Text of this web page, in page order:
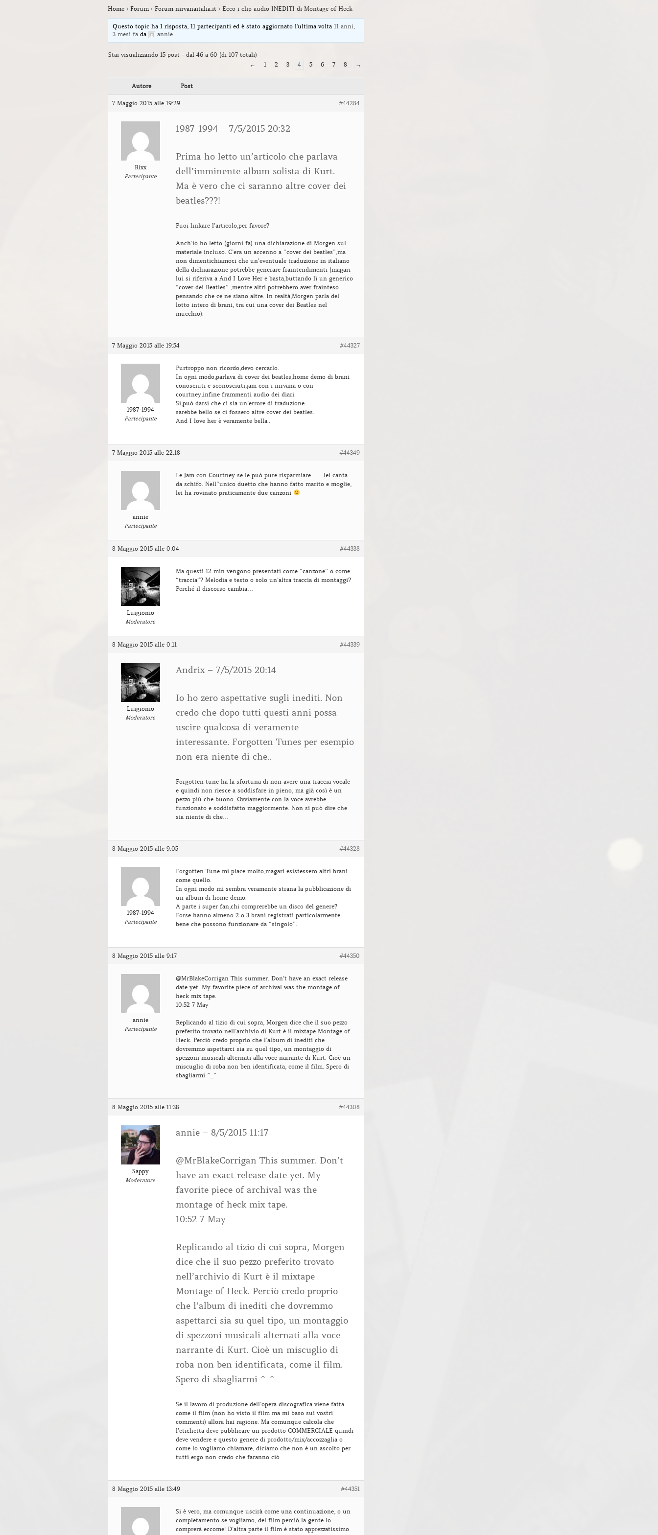
Home › Forum › Forum nirvanaitalia.it › Ecco i clip audio INEDITI di Montage of Heck
Questo topic ha 1 risposta, 11 partecipanti ed è stato aggiornato l'ultima volta11 anni,
3 mesi fa da annie
Stai visualizzando 15 post - dal 46 a 60 (di 107 totali)
←
1 2 3 4 5 6 7 8 →
Autore Post
7 Maggio 2015 alle 19:29 #44284
Rixx
Partecipante
1987-1994 – 7/5/2015 20:32
Prima ho letto un’articolo che parlava
dell’imminente album solista di Kurt.
Ma è vero che ci saranno altre cover dei
beatles???!
Puoi linkare l’articolo,per favore?
Anch’io ho letto (giorni fa) una dichiarazione di Morgen sul
materiale incluso. C’era un accenno a “cover dei beatles”,ma
non dimentichiamoci che un’eventuale traduzione in italiano
della dichiarazione potrebbe generare fraintendimenti (magari
lui si riferiva a And I Love Her e basta,buttando lì un generico
“cover dei Beatles” ,mentre altri potrebbero aver frainteso
pensando che ce ne siano altre. In realtà,Morgen parla del
lotto intero di brani, tra cui una cover dei Beatles nel
mucchio).
7 Maggio 2015 alle 19:54 #44327
1987-1994
Partecipante
Purtroppo non ricordo,devo cercarlo.
In ogni modo,parlava di cover dei beatles,home demo di brani
conosciuti e sconosciuti,jam con i nirvana o con
courtney,infine frammenti audio dei diari.
Si,può darsi che ci sia un’errore di traduzione.
sarebbe bello se ci fossero altre cover dei beatles.
And I love her è veramente bella..
7 Maggio 2015 alle 22:18 #44349
annie
Partecipante
Le Jam con Courtney se le può pure risparmiare. …. lei canta
da schifo. Nell”unico duetto che hanno fatto marito e moglie,
lei ha rovinato praticamente due canzoni
8 Maggio 2015 alle 0:04 #44338
Luigionio
Moderatore
Ma questi 12 min vengono presentati come “canzone” o come
“traccia”? Melodia e testo o solo un’altra traccia di montaggi?
Perché il discorso cambia…
8 Maggio 2015 alle 0:11 #44339
Luigionio
Moderatore
Andrix – 7/5/2015 20:14
Io ho zero aspettative sugli inediti. Non
credo che dopo tutti questi anni possa
uscire qualcosa di veramente
interessante. Forgotten Tunes per esempio
non era niente di che..
Forgotten tune ha la sfortuna di non avere una traccia vocale
e quindi non riesce a soddisfare in pieno, ma già così è un
pezzo più che buono. Ovviamente con la voce avrebbe
funzionato e soddisfatto maggiormente. Non si può dire che
sia niente di che…
8 Maggio 2015 alle 9:05 #44328
1987-1994
Partecipante
Forgotten Tune mi piace molto,magari esistessero altri brani
come quello.
In ogni modo mi sembra veramente strana la pubblicazione di
un album di home demo.
A parte i super fan,chi comprerebbe un disco del genere?
Forse hanno almeno 2 o 3 brani registrati particolarmente
bene che possono funzionare da “singolo”.
8 Maggio 2015 alle 9:17 #44350
annie
Partecipante
@MrBlakeCorrigan This summer. Don’t have an exact release
date yet. My favorite piece of archival was the montage of
heck mix tape.
10:52 7 May
Replicando al tizio di cui sopra, Morgen dice che il suo pezzo
preferito trovato nell’archivio di Kurt è il mixtape Montage of
Heck. Perciò credo proprio che l’album di inediti che
dovremmo aspettarci sia su quel tipo, un montaggio di
spezzoni musicali alternati alla voce narrante di Kurt. Cioè un
miscuglio di roba non ben identificata, come il film. Spero di
sbagliarmi ^_^
8 Maggio 2015 alle 11:38 #44308
Sappy
Moderatore
annie – 8/5/2015 11:17
@MrBlakeCorrigan This summer. Don’t
have an exact release date yet. My
favorite piece of archival was the
montage of heck mix tape.
10:52 7 May
Replicando al tizio di cui sopra, Morgen
dice che il suo pezzo preferito trovato
nell’archivio di Kurt è il mixtape
Montage of Heck. Perciò credo proprio
che l’album di inediti che dovremmo
aspettarci sia su quel tipo, un montaggio
di spezzoni musicali alternati alla voce
narrante di Kurt. Cioè un miscuglio di
roba non ben identificata, come il film.
Spero di sbagliarmi ^_^
Se il lavoro di produzione dell’opera discografica viene fatta
come il film (non ho visto il film ma mi baso sui vostri
commenti) allora hai ragione. Ma comunque calcola che
l’etichetta deve pubblicare un prodotto COMMERCIALE quindi
deve vendere e questo genere di prodotto/mix/accozzaglia o
come lo vogliamo chiamare, diciamo che non è un ascolto per
tutti ergo non credo che faranno ciò
8 Maggio 2015 alle 13:49 #44351
Si è vero, ma comunque uscirà come una continuazione, o un
completamento se vogliamo, del film perciò la gente lo
comprerà eccome! D’altra parte il film è stato apprezzatissimo